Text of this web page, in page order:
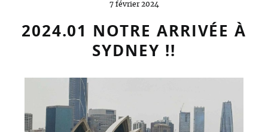
7 février 2024
2024.01 NOTRE ARRIVÉE À
SYDNEY !!